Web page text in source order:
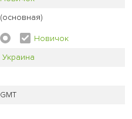
(основная)
Новичок
Украина
GMT